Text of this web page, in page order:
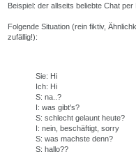
Beispiel: der allseits beliebte Chat per
Folgende Situation (rein fiktiv,
zufällig!):
Sie: Hi
Ich: Hi
S: na..?
I: was gibt's?
S: schlecht gelaunt heute?
I: nein, beschäftigt, sorry
S: was machste denn?
S: hallo??